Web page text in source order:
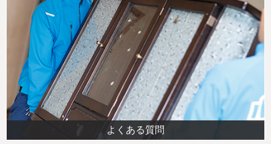
よくある質問